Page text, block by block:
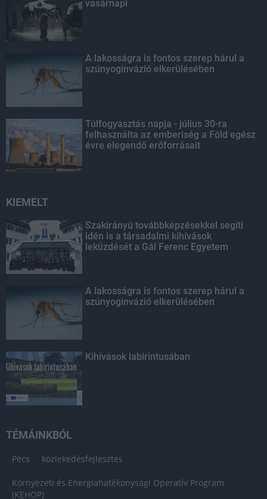
vasárnapi
A lakosságra is fontos szerep hárul a
szúnyoginvázió elkerülésében
Túlfogyasztás napja - július 30-ra
felhasználta az emberiség a Föld egész
évre elegendő erőforrásait
KIEMELT
Szakirányú továbbképzésekkel segíti
idén is a társadalmi kihívások
leküzdését a Gál Ferenc Egyetem
A lakosságra is fontos szerep hárul a
szúnyoginvázió elkerülésében
Kihívások labirintusában
TÉMÁINKBÓL
Pécs közlekedésfejlesztés
Környezeti és Energiahatékonysági Operatív Program
(KEHOP)